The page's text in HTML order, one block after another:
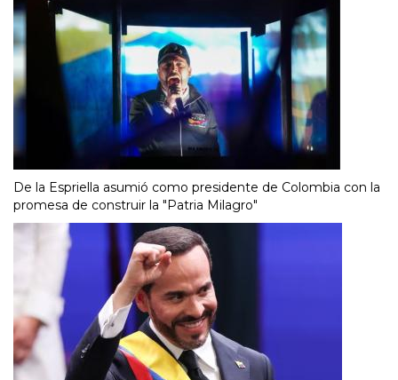
De la Espriella asumió como presidente de Colombia con la
promesa de construir la "Patria Milagro"